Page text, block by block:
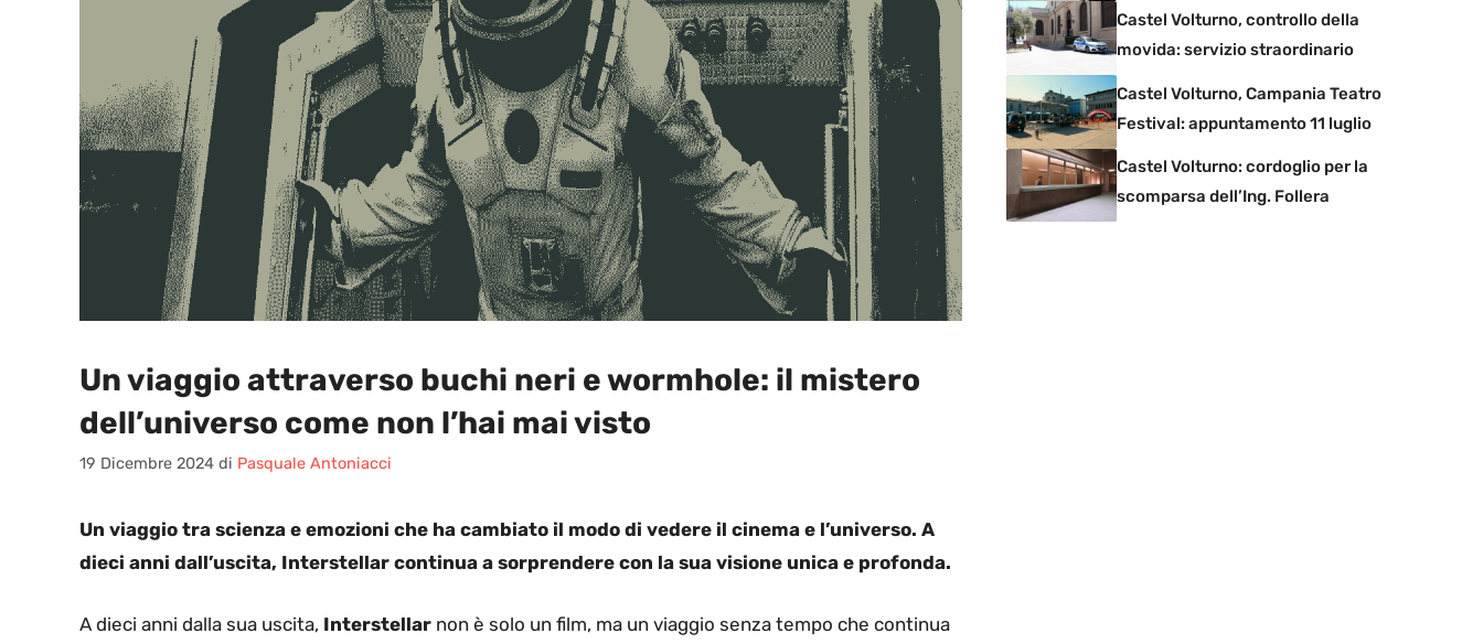
Un viaggio attraverso buchi neri e wormhole: il mistero
dell’universo come non l’hai mai visto
19 Dicembre 2024 di Pasquale Antoniacci
Un viaggio tra scienza e emozioni che ha cambiato il modo di vedere il cinema e l’universo. A
dieci anni dall’uscita, Interstellar continua a sorprendere con la sua visione unica e profonda.
A dieci anni dalla sua uscita, Interstellar non è solo un film, ma un viaggio senza tempo che continua
Castel Volturno, controllo della
movida: servizio straordinario
Castel Volturno, Campania Teatro
Festival: appuntamento 11 luglio
Castel Volturno: cordoglio per la
scomparsa dell’Ing. Follera